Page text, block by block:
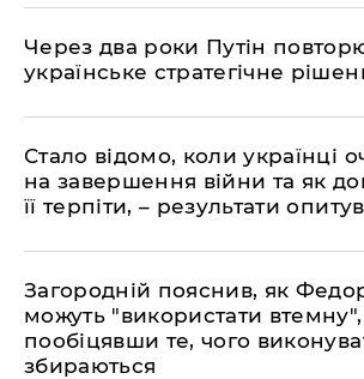
Через два роки Путін
українське стратегічне
Стало відомо, коли українці
на завершення війни та як
її терпіти, – результати
Загородній пояснив, як
можуть "використати втемну",
пообіцявши те, чого
збираються